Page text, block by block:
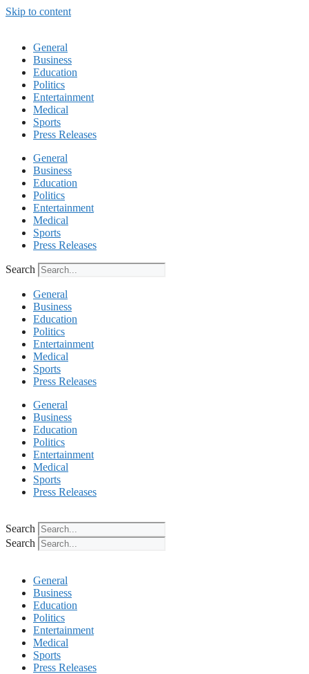
Skip to content
General
Business
Education
Politics
Entertainment
Medical
Sports
Press Releases
General
Business
Education
Politics
Entertainment
Medical
Sports
Press Releases
Search
General
Business
Education
Politics
Entertainment
Medical
Sports
Press Releases
General
Business
Education
Politics
Entertainment
Medical
Sports
Press Releases
Search
Search
General
Business
Education
Politics
Entertainment
Medical
Sports
Press Releases